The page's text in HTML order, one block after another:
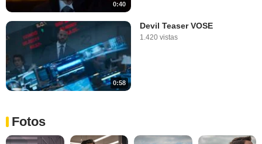
0:40
0:58
Devil Teaser VOSE
1.420 vistas
Fotos